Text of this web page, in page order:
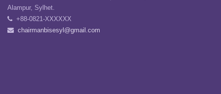
Alampur, Sylhet.
+88-0821-XXXXXX
chairmanbisesyl@gmail.com